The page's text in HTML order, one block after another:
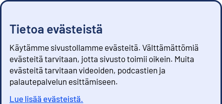
Tietoa evästeistä
Käytämme sivustollamme evästeitä. Välttämättömiä
evästeitä tarvitaan, jotta sivusto toimii oikein. Muita
evästeitä tarvitaan videoiden, podcastien ja
palautepalvelun esittämiseen.
Lue lisää evästeistä.